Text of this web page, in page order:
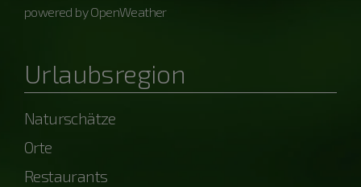
powered by OpenWeather
Urlaubsregion
Naturschätze
Orte
Restaurants